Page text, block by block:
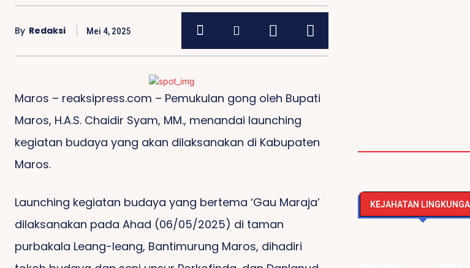
By Redaksi Mei 4, 2025
Maros – reaksipress.com – Pemukulan gong oleh Bupati
Maros, H.A.S. Chaidir Syam, MM., menandai launching
kegiatan budaya yang akan dilaksanakan di Kabupaten
Maros.
Launching kegiatan budaya yang bertema ‘Gau Maraja’
dilaksanakan pada Ahad (06/05/2025) di taman
purbakala Leang-leang, Bantimurung Maros, dihadiri
KEJAHATAN